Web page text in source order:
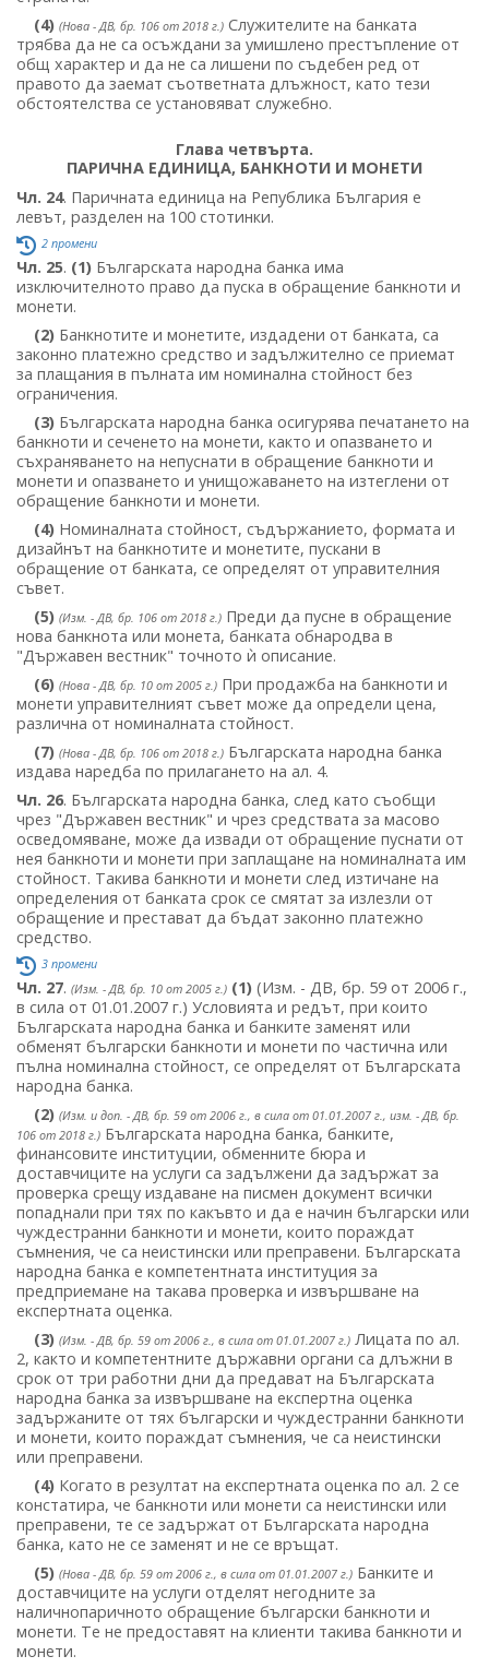
(4) (Нова - ДВ, бр. 106 от 2018 г.) Служителите на банката
трябва да не са осъждани за умишлено престъпление от
общ характер и да не са лишени по съдебен ред от
правото да заемат съответната длъжност, като тези
обстоятелства се установяват служебно.
Глава четвърта.
ПАРИЧНА ЕДИНИЦА, БАНКНОТИ И МОНЕТИ
Чл. 24. Паричната единица на Република България е
левът, разделен на 100 стотинки.
2 промени
Чл. 25. (1) Българската народна банка има
изключителното право да пуска в обращение банкноти и
монети.
(2) Банкнотите и монетите, издадени от банката, са
законно платежно средство и задължително се приемат
за плащания в пълната им номинална стойност без
ограничения.
(3) Българската народна банка осигурява печатането на
банкноти и сеченето на монети, както и опазването и
съхраняването на непуснати в обращение банкноти и
монети и опазването и унищожаването на изтеглени от
обращение банкноти и монети.
(4) Номиналната стойност, съдържанието, формата и
дизайнът на банкнотите и монетите, пускани в
обращение от банката, се определят от управителния
съвет.
(5) (Изм. - ДВ, бр. 106 от 2018 г.) Преди да пусне в обращение
нова банкнота или монета, банката обнародва в
"Държавен вестник" точното ѝ описание.
(6) (Нова - ДВ, бр. 10 от 2005 г.) При продажба на банкноти и
монети управителният съвет може да определи цена,
различна от номиналната стойност.
(7) (Нова - ДВ, бр. 106 от 2018 г.) Българската народна банка
издава наредба по прилагането на ал. 4.
Чл. 26. Българската народна банка, след като съобщи
чрез "Държавен вестник" и чрез средствата за масово
осведомяване, може да извади от обращение пуснати от
нея банкноти и монети при заплащане на номиналната им
стойност. Такива банкноти и монети след изтичане на
определения от банката срок се смятат за излезли от
обращение и престават да бъдат законно платежно
средство.
3 промени
Чл. 27. (Изм. - ДВ, бр. 10 от 2005 г.) (1) (Изм. - ДВ, бр. 59 от 2006 г.,
в сила от 01.01.2007 г.) Условията и редът, при които
Българската народна банка и банките заменят или
обменят български банкноти и монети по частична или
пълна номинална стойност, се определят от Българската
народна банка.
(2) (Изм. и доп. - ДВ, бр. 59 от 2006 г., в сила от 01.01.2007 г., изм. - ДВ, бр.
106 от 2018 г.) Българската народна банка, банките,
финансовите институции, обменните бюра и
доставчиците на услуги са задължени да задържат за
проверка срещу издаване на писмен документ всички
попаднали при тях по какъвто и да е начин български или
чуждестранни банкноти и монети, които пораждат
съмнения, че са неистински или преправени. Българската
народна банка е компетентната институция за
предприемане на такава проверка и извършване на
експертната оценка.
(3) (Изм. - ДВ, бр. 59 от 2006 г., в сила от 01.01.2007 г.) Лицата по ал.
2, както и компетентните държавни органи са длъжни в
срок от три работни дни да предават на Българската
народна банка за извършване на експертна оценка
задържаните от тях български и чуждестранни банкноти
и монети, които пораждат съмнения, че са неистински
или преправени.
(4) Когато в резултат на експертната оценка по ал. 2 се
констатира, че банкноти или монети са неистински или
преправени, те се задържат от Българската народна
банка, като не се заменят и не се връщат.
(5) (Нова - ДВ, бр. 59 от 2006 г., в сила от 01.01.2007 г.) Банките и
доставчиците на услуги отделят негодните за
наличнопаричното обращение български банкноти и
монети. Те не предоставят на клиенти такива банкноти и
монети.